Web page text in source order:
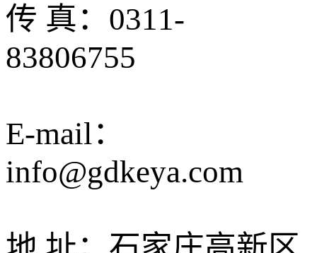
传 真：0311-
83806755
E-mail：
info@gdkeya.com